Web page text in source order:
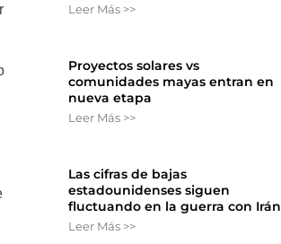
Leer Más >>
Proyectos solares vs
comunidades mayas entran en
nueva etapa
Leer Más >>
Las cifras de bajas
estadounidenses siguen
fluctuando en la guerra con Irán
Leer Más >>